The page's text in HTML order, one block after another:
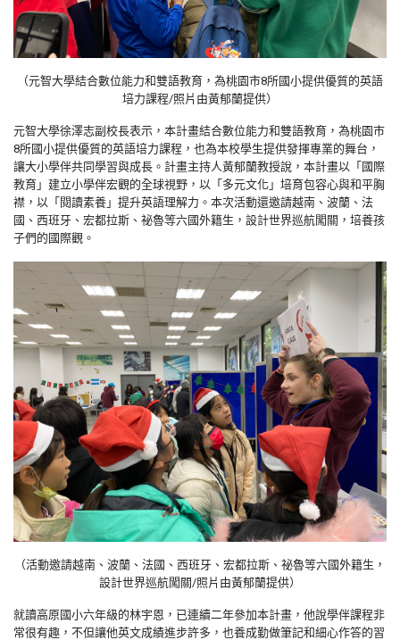
（元智大學結合數位能力和雙語教育，為桃園市8所國小提供優質的英語
培力課程/照片由黃郁蘭提供）
元智大學徐澤志副校長表示，本計畫結合數位能力和雙語教育，為桃園市
8所國小提供優質的英語培力課程，也為本校學生提供發揮專業的舞台，
讓大小學伴共同學習與成長。計畫主持人黃郁蘭教授說，本計畫以「國際
教育」建立小學伴宏觀的全球視野，以「多元文化」培育包容心與和平胸
襟，以「閱讀素養」提升英語理解力。本次活動還邀請越南、波蘭、法
國、西班牙、宏都拉斯、祕魯等六國外籍生，設計世界巡航闖關，培養孩
子們的國際觀。
（活動邀請越南、波蘭、法國、西班牙、宏都拉斯、祕魯等六國外籍生，
設計世界巡航闖關/照片由黃郁蘭提供）
就讀高原國小六年級的林宇恩，已連續二年參加本計畫，他說學伴課程非
常很有趣，不但讓他英文成績進步許多，也養成勤做筆記和細心作答的習